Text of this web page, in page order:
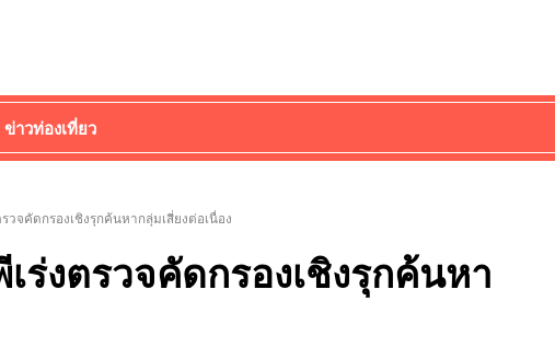
ข่าวท่องเที่ยว
วจคัดกรองเชิงรุกค้นหากลุ่มเสี่ยงต่อเนื่อง
ร่งตรวจคัดกรองเชิงรุกค้นหา